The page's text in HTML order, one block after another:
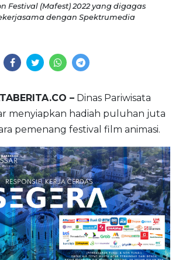
Festival (Mafest) 2022 yang digagas
dengan Spektrumedia
– Dinas Pariwisata
menyiapkan hadiah puluhan juta
pemenang festival film animasi.